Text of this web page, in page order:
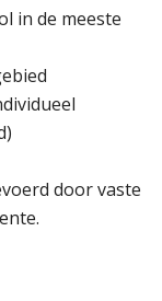
in de meeste
door vaste